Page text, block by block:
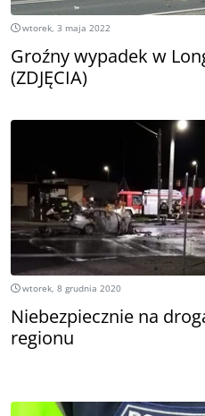
wtorek, 3 maja 2022
Groźny wypadek w
(ZDJĘCIA)
wtorek, 8 grudnia 2020
Niebezpiecznie na
regionu